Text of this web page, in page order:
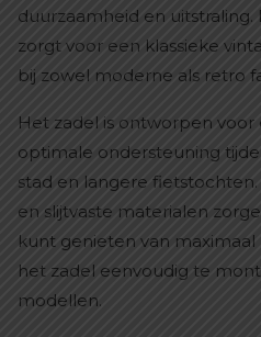
duurzaamheid en
zorgt voor een klassieke
bij zowel moderne als retro
Het zadel is ontworpen
optimale ondersteuning
stad en langere
en slijtvaste materialen
kunt genieten van
het zadel eenvoudig te
modellen.